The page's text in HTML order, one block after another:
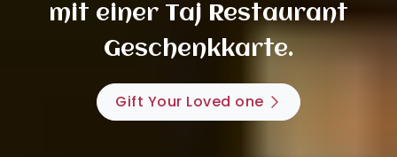
mit einer Taj Restaurant
Geschenkkarte.
Gift Your Loved one